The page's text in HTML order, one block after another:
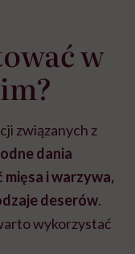
w
związanych z
dania
i warzywa,
deserów.
wykorzystać